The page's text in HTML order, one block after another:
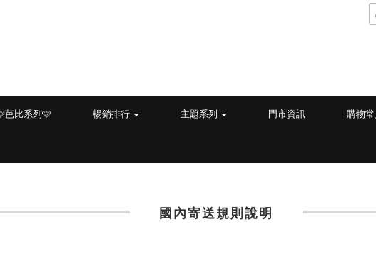
芭比系列🩷 暢銷排行 主題系列 門市資訊 購物
國內寄送規則說明